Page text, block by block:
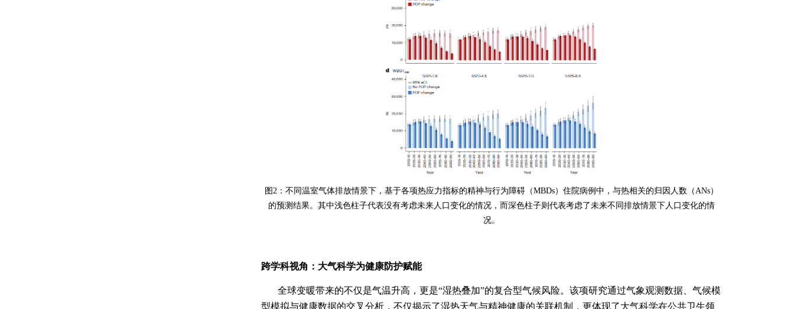
图 2 ：不同温室气体排放情景下，基于各项热应力指标的精神与行为障碍（MBDs）住院病例中，与热相关的归因人数（ANs）
的预测结果。其中浅色柱子代表没有考虑未来人口变化的情况，而深色柱子则代表考虑了未来不同排放情景下人口变化的情
况。
跨学科视角：大气科学为健康防护赋能
全球变暖带来的不仅是气温升高，更是“湿热叠加”的复合型气候风险。该项研究通过气象观测数据、气候模
型模拟与健康数据的交叉分析，不仅揭示了湿热天气与精神健康的关联机制，更体现了大气科学在公共卫生领